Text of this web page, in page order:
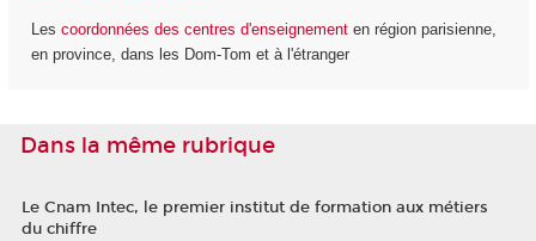
Les coordonnées des centres d'enseignement en région parisienne,
en province, dans les Dom-Tom et à l'étranger
Dans la même rubrique
Le Cnam Intec, le premier institut de formation aux métiers
du chiffre